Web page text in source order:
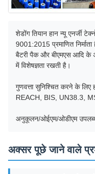
शेडोंग तियान हान न्यू एनर्जी
9001:2015 प्रमाणित
बैटरी पैक और बीएमएस आदि के
में विशेषज्ञता रखती है।
गुणवत्ता सुनिश्चित करने के लिए
REACH, BIS, UN38.3,
अनुकूलन/ओईएम/ओडीएम
अक्सर पूछे जाने वाले